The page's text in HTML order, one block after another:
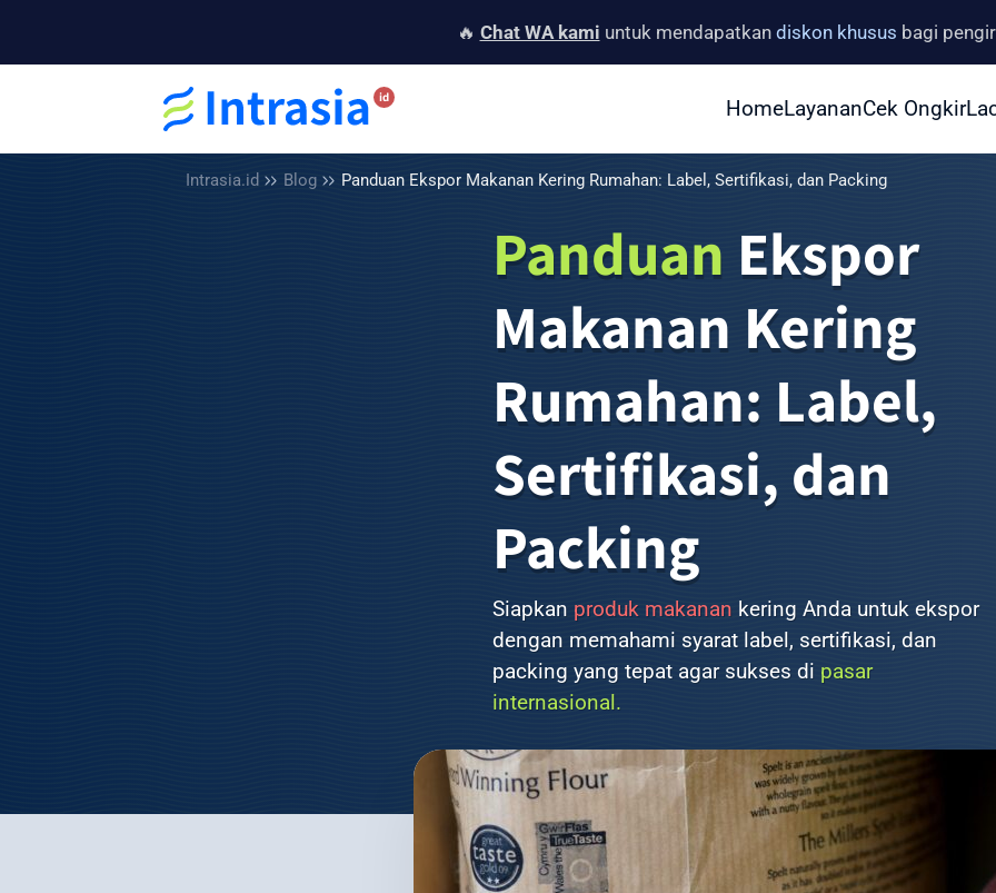
🔥 Chat WA kami untuk mendapatkan diskon khusus bagi
HomeLayananCekOngkir
Intrasia.id Blog Panduan Ekspor Makanan Kering Rumahan: Label, Sertifikasi, dan Packing
Panduan Ekspor
Makanan Kering
Rumahan: Label,
Sertifikasi, dan
Packing
Siapkan produk makanan kering Anda untuk ekspor
dengan memahami syarat label, sertifikasi, dan
packing yang tepat agar sukses di pasar
internasional.